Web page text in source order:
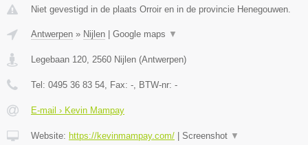
Niet gevestigd in de plaats Orroir en in de provincie Henegouwen.
Antwerpen » Nijlen | Google maps ▼
Legebaan 120 2560 Nijlen (Antwerpen)
Tel: 0495 36 83 54 , Fax: - , BTW-nr: -
E-mail › Kevin Mampay
Website: https://kevinmampay.com/ | Screenshot ▼